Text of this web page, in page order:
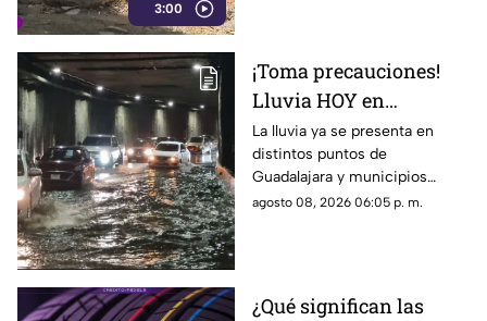
3:00
resultados.
¡Toma precauciones!
Lluvia HOY en
Guadalajara deja
fuertes vientos y
amenaza de granizo
La lluvia ya se presenta en
distintos puntos de
Guadalajara y municipios
cercanos, con fuertes vientos,
agosto 08, 2026 06:05 p. m.
¿Qué significan las